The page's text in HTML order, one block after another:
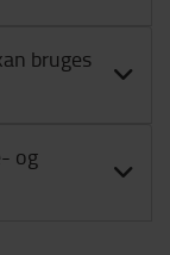
bruges
og